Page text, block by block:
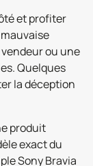
et profiter
ou une
Quelques
la déception
produit
exact du
Sony Bravia